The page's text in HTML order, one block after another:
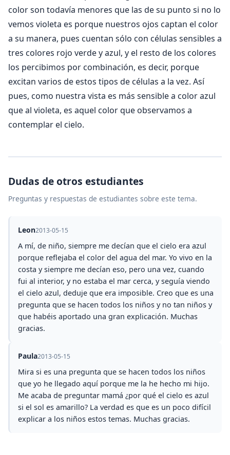
color son todavía menores que las de su punto si no lo
vemos violeta es porque nuestros ojos captan el color
a su manera, pues cuentan sólo con células sensibles a
tres colores rojo verde y azul, y el resto de los colores
los percibimos por combinación, es decir, porque
excitan varios de estos tipos de células a la vez. Así
pues, como nuestra vista es más sensible a color azul
que al violeta, es aquel color que observamos a
contemplar el cielo.
Dudas de otros estudiantes
Preguntas y respuestas de estudiantes sobre este tema.
Leon2013-05-15
A mí, de niño, siempre me decían que el cielo era azul
porque reflejaba el color del agua del mar. Yo vivo en la
costa y siempre me decían eso, pero una vez, cuando
fui al interior, y no estaba el mar cerca, y seguía viendo
el cielo azul, deduje que era imposible. Creo que es una
pregunta que se hacen todos los niños y no tan niños y
que habéis aportado una gran explicación. Muchas
gracias.
Paula2013-05-15
Mira si es una pregunta que se hacen todos los niños
que yo he llegado aquí porque me la he hecho mi hijo.
Me acaba de preguntar mamá ¿por qué el cielo es azul
si el sol es amarillo? La verdad es que es un poco difícil
explicar a los niños estos temas. Muchas gracias.